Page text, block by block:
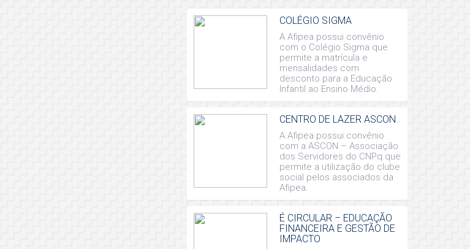
COLÉGIO SIGMA
A Afipea possui convênio
com o Colégio Sigma que
permite a matrícula e
mensalidades com
desconto para a Educação
Infantil ao Ensino Médio.
CENTRO DE LAZER ASCON
A Afipea possui convênio
com a ASCON – Associação
dos Servidores do CNPq que
permite a utilização do clube
social pelos associados da
Afipea.
É CIRCULAR – EDUCAÇÃO
FINANCEIRA E GESTÃO DE
IMPACTO